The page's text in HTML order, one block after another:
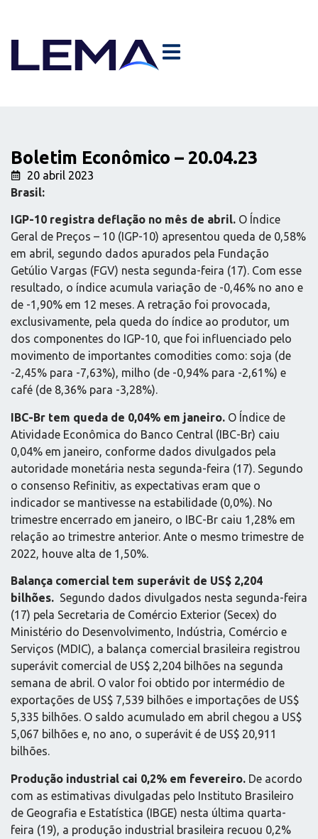
Boletim Econômico – 20.04.23
20 abril 2023
Brasil:
IGP-10 registra deflação no mês de abril. O Índice
Geral de Preços – 10 (IGP-10) apresentou queda de 0,58%
em abril, segundo dados apurados pela Fundação
Getúlio Vargas (FGV) nesta segunda-feira (17). Com esse
resultado, o índice acumula variação de -0,46% no ano e
de -1,90% em 12 meses. A retração foi provocada,
exclusivamente, pela queda do índice ao produtor, um
dos componentes do IGP-10, que foi influenciado pelo
movimento de importantes comodities como: soja (de
-2,45% para -7,63%), milho (de -0,94% para -2,61%) e
café (de 8,36% para -3,28%).
IBC-Br tem queda de 0,04% em janeiro. O Índice de
Atividade Econômica do Banco Central (IBC-Br) caiu
0,04% em janeiro, conforme dados divulgados pela
autoridade monetária nesta segunda-feira (17). Segundo
o consenso Refinitiv, as expectativas eram que o
indicador se mantivesse na estabilidade (0,0%). No
trimestre encerrado em janeiro, o IBC-Br caiu 1,28% em
relação ao trimestre anterior. Ante o mesmo trimestre de
2022, houve alta de 1,50%.
Balança comercial tem superávit de US$ 2,204
bilhões. Segundo dados divulgados nesta segunda-feira
(17) pela Secretaria de Comércio Exterior (Secex) do
Ministério do Desenvolvimento, Indústria, Comércio e
Serviços (MDIC), a balança comercial brasileira registrou
superávit comercial de US$ 2,204 bilhões na segunda
semana de abril. O valor foi obtido por intermédio de
exportações de US$ 7,539 bilhões e importações de US$
5,335 bilhões. O saldo acumulado em abril chegou a US$
5,067 bilhões e, no ano, o superávit é de US$ 20,911
bilhões.
Produção industrial cai 0,2% em fevereiro. De acordo
com as estimativas divulgadas pelo Instituto Brasileiro
de Geografia e Estatística (IBGE) nesta última quarta-
feira (19), a produção industrial brasileira recuou 0,2%